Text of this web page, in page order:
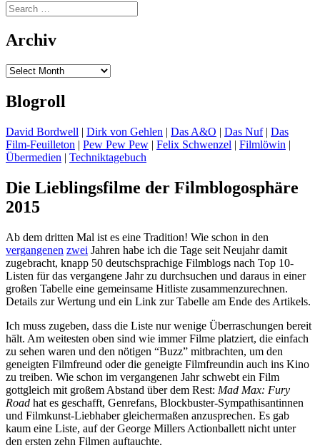
Search
for:
Archiv
Archiv
Blogroll
David Bordwell | Dirk von Gehlen | Das A&O | Das Nuf| Das
Film-Feuilleton | Pew Pew Pew | Felix Schwenzel | Filmlöwin |
Übermedien | Techniktagebuch
Die Lieblingsfilme der Filmblogosphäre
2015
Ab dem dritten Mal ist es eine Tradition! Wie schon in den
vergangenen zwei Jahren habe ich die Tage seit Neujahr damit
zugebracht, knapp 50 deutschsprachige Filmblogs nach Top 10-
Listen für das vergangene Jahr zu durchsuchen und daraus in einer
großen Tabelle eine gemeinsame Hitliste zusammenzurechnen.
Details zur Wertung und ein Link zur Tabelle am Ende des Artikels.
Ich muss zugeben, dass die Liste nur wenige Überraschungen bereit
hält. Am weitesten oben sind wie immer Filme platziert, die einfach
zu sehen waren und den nötigen “Buzz” mitbrachten, um den
geneigten Filmfreund oder die geneigte Filmfreundin auch ins Kino
zu treiben. Wie schon im vergangenen Jahr schwebt ein Film
gottgleich mit großem Abstand über dem Rest: Mad Max: Fury
Road hat es geschafft, Genrefans, Blockbuster-Sympathisantinnen
und Filmkunst-Liebhaber gleichermaßen anzusprechen. Es gab
kaum eine Liste, auf der George Millers Actionballett nicht unter
den ersten zehn Filmen auftauchte.